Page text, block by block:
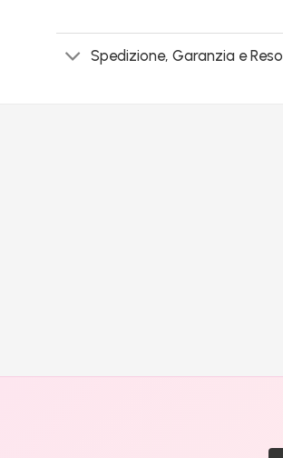
Spedizione, Garanzia e Reso